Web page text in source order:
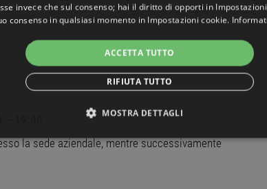
la sede aziendale, mentre successivamente
invece che sul consenso; hai il diritto di opporti in
consenso in qualsiasi momento in Impostazioni cookie.
ACCETTA TUTTO
RIFIUTA TUTTO
MOSTRA DETTAGLI
PERFORMANCE TARGETING